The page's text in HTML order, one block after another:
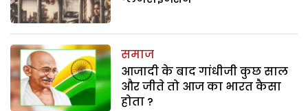
समाज
आजादी के बाद गांधीजी कुछ साल
और जीते तो आज का भारत कैसा
होता ?